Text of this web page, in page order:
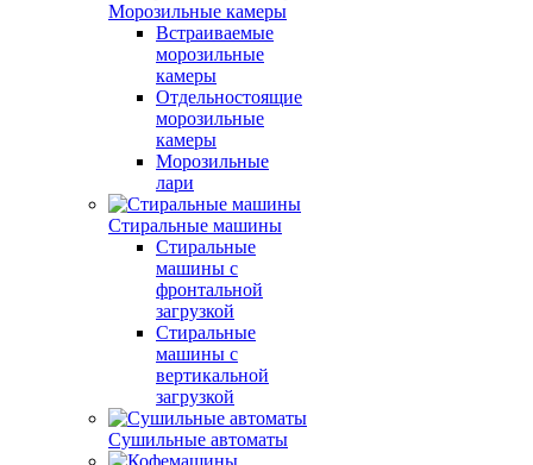
Морозильные камеры
Встраиваемые
морозильные
камеры
Отдельностоящие
морозильные
камеры
Морозильные
лари
Стиральные машины
Стиральные
машины с
фронтальной
загрузкой
Стиральные
машины с
вертикальной
загрузкой
Сушильные автоматы